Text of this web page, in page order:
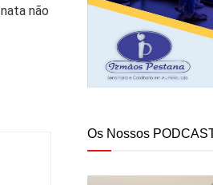
não
Os Nossos